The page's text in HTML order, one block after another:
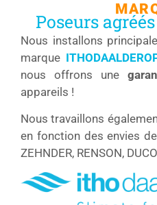
Poseurs
Nous installons
marque
nous offrons une
appareils !
Nous travaillons
en fonction des envies
ZEHNDER, RENSON,